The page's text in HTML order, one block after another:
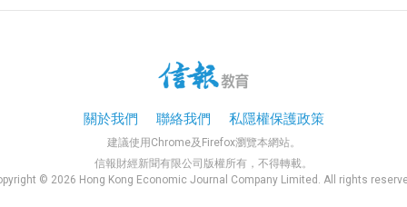
關於我們 聯絡我們 私隱權保護政策
建議使用Chrome及Firefox瀏覽本網站。
信報財經新聞有限公司版權所有，不得轉載。
© 2026 Hong Kong Economic Journal Company Limited. All rights